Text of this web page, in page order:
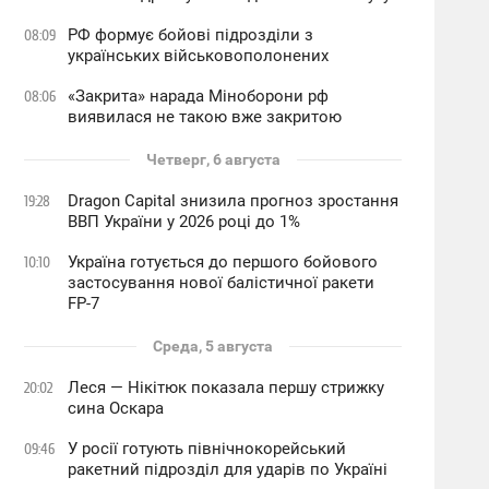
08:09
РФ формує бойові підрозділи з
українських військовополонених
08:06
«Закрита» нарада Міноборони рф
виявилася не такою вже закритою
Четверг, 6 августа
19:28
Dragon Capital знизила прогноз зростання
ВВП України у 2026 році до 1%
10:10
Україна готується до першого бойового
застосування нової балістичної ракети
FP-7
Среда, 5 августа
20:02
Леся — Нікітюк показала першу стрижку
сина Оскара
09:46
У росії готують північнокорейський
ракетний підрозділ для ударів по Україні